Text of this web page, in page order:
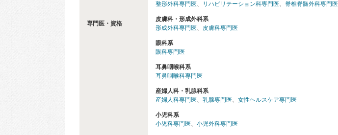
専門医・資格
整形外科専門医、 リハビリテーション科専門医、 脊椎脊髄外科専門医
皮膚科・形成外科系
形成外科専門医、 皮膚科専門医
眼科系
眼科専門医
耳鼻咽喉科系
耳鼻咽喉科専門医
産婦人科・乳腺科系
産婦人科専門医、 乳腺専門医、 女性ヘルスケア専門医
小児科系
小児科専門医、 小児外科専門医